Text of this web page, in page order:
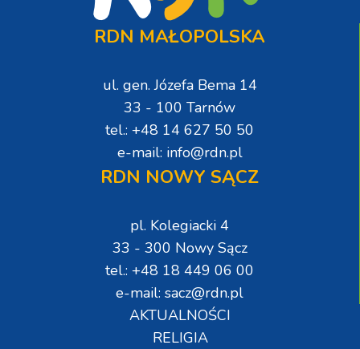
RDN MAŁOPOLSKA
ul. gen. Józefa Bema 14
33 - 100 Tarnów
tel.: +48 14 627 50 50
e-mail: info@rdn.pl
RDN NOWY SĄCZ
pl. Kolegiacki 4
33 - 300 Nowy Sącz
tel.: +48 18 449 06 00
e-mail: sacz@rdn.pl
AKTUALNOŚCI
RELIGIA